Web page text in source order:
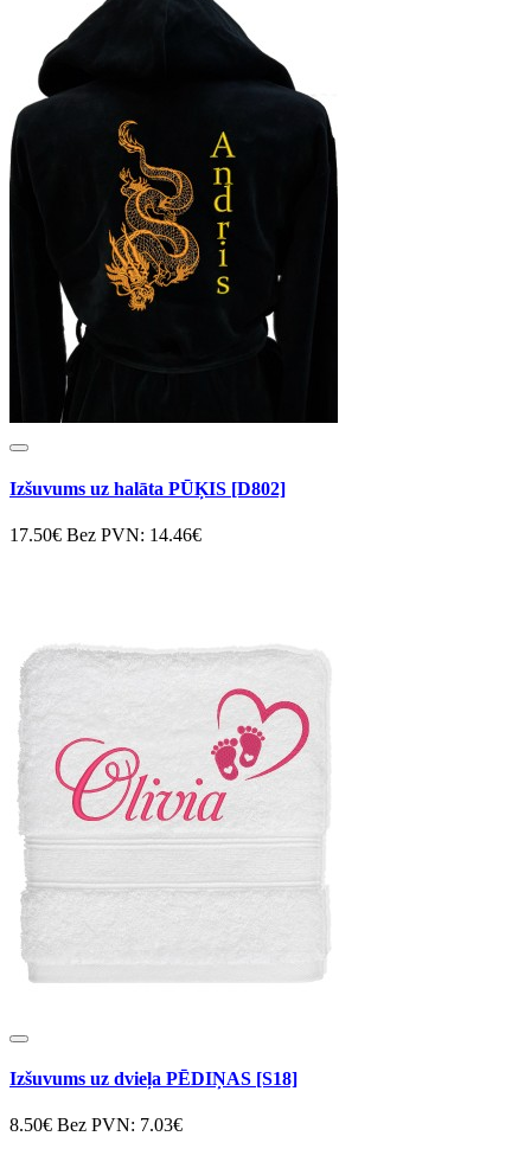
Izšuvums uz halāta PŪĶIS [D802]
17.50€ Bez PVN: 14.46€
Izšuvums uz dvieļa PĒDIŅAS [S18]
8.50€ Bez PVN: 7.03€